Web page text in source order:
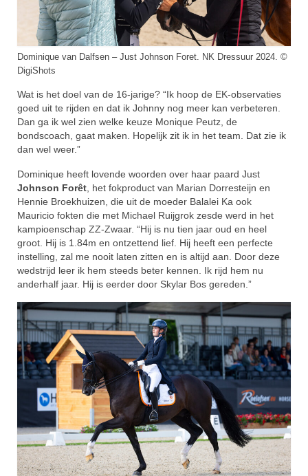
Dominique van Dalfsen – Just Johnson Foret. NK Dressuur 2024. ©
DigiShots
Wat is het doel van de 16-jarige? “Ik hoop de EK-observaties
goed uit te rijden en dat ik Johnny nog meer kan verbeteren.
Dan ga ik wel zien welke keuze Monique Peutz, de
bondscoach, gaat maken. Hopelijk zit ik in het team. Dat zie ik
dan wel weer.”
Dominique heeft lovende woorden over haar paard Just
Johnson Forêt, het fokproduct van Marian Dorresteijn en
Hennie Broekhuizen, die uit de moeder Balalei Ka ook
Mauricio fokten die met Michael Ruijgrok zesde werd in het
kampioenschap ZZ-Zwaar. “Hij is nu tien jaar oud en heel
groot. Hij is 1.84m en ontzettend lief. Hij heeft een perfecte
instelling, zal me nooit laten zitten en is altijd aan. Door deze
wedstrijd leer ik hem steeds beter kennen. Ik rijd hem nu
anderhalf jaar. Hij is eerder door Skylar Bos gereden.”